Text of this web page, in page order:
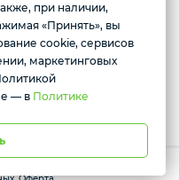
32
Условия доставки
при наличии,
«Принять», вы
cookie, сервисов
маркетинговых
— в Политике
сотрудника
Нет